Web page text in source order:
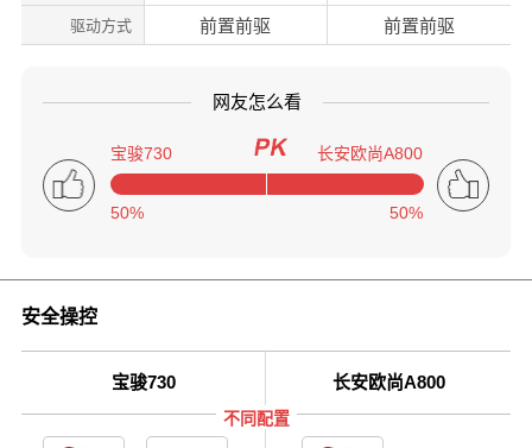
驱动方式 前置前驱 前置前驱
网友怎么看
宝骏730 长安欧尚A800
50% 50%
安全操控
宝骏730 长安欧尚A800
不同配置